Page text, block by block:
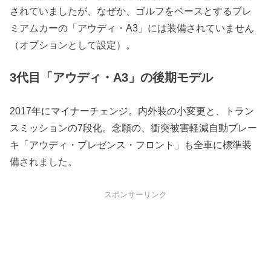
されていましたが、なぜか、ゴルフをベースとするプレ
ミアムカーの「アウディ・A3」には装備されていません
（オプションとして設定）。
3代目「アウディ・A3」の後期モデル
2017年にマイナーチェンジ。内外装の小変更と、トラン
スミッションの7段化。念願の、衝突被害軽減自動ブレー
キ「アウディ・プレゼンス・フロント」も全車に標準装
備されました。
スポンサーリンク